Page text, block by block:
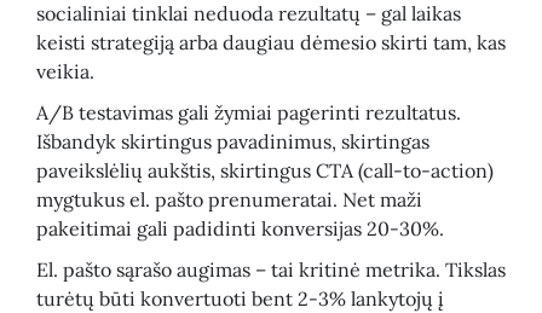
socialiniai tinklai neduoda rezultatų – gal laikas
keisti strategiją arba daugiau dėmesio skirti tam, kas
veikia.
A/B testavimas gali žymiai pagerinti rezultatus.
Išbandyk skirtingus pavadinimus, skirtingas
paveikslėlių aukštis, skirtingus CTA (call-to-action)
mygtukus el. pašto prenumeratai. Net maži
pakeitimai gali padidinti konversijas 20-30%.
El. pašto sąrašo augimas – tai kritinė metrika. Tikslas
turėtų būti konvertuoti bent 2-3% lankytojų į